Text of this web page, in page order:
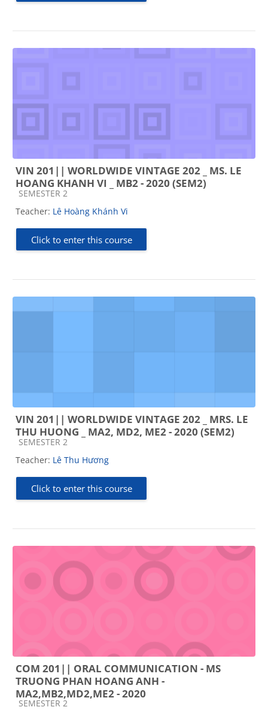
VIN 201|| WORLDWIDE VINTAGE 202 _ MS. LE
HOANG KHANH VI _ MB2 - 2020 (SEM2)
Course category
SEMESTER 2
Teacher: Lê Hoàng Khánh Vi
Click to enter this course
VIN 201|| WORLDWIDE VINTAGE 202 _ MRS. LE
THU HUONG _ MA2, MD2, ME2 - 2020 (SEM2)
Course category
SEMESTER 2
Teacher: Lê Thu Hương
Click to enter this course
COM 201|| ORAL COMMUNICATION - MS
TRUONG PHAN HOANG ANH -
MA2,MB2,MD2,ME2 - 2020
Course category
SEMESTER 2